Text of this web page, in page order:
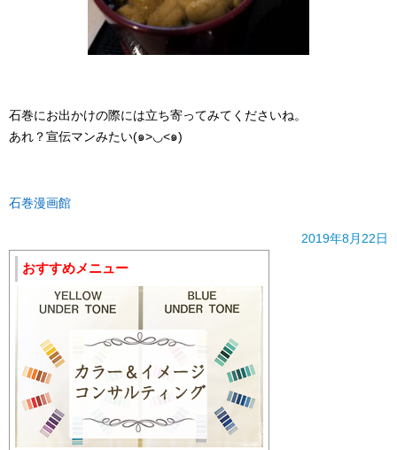
石巻にお出かけの際には立ち寄ってみてくださいね。
あれ？宣伝マンみたい(๑>◡<๑)
石巻漫画館
2019年8月22日
おすすめメニュー